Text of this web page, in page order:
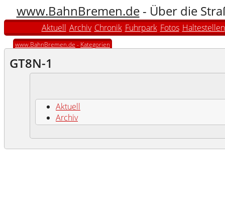
www.BahnBremen.de- Über die
Aktuell Archiv Chronik Fuhrpark Fotos Haltestellen
www.BahnBremen.de - Kategorien
GT8N-1
Aktuell
Archiv